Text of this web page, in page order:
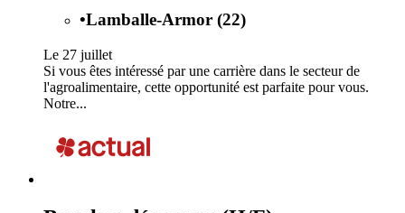
•Lamballe-Armor (22)
Le 27 juillet
Si vous êtes intéressé par une carrière dans le secteur de
l'agroalimentaire, cette opportunité est parfaite pour vous.
Notre...